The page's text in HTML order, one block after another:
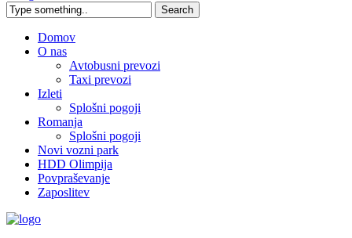
Domov
O nas
Avtobusni prevozi
Taxi prevozi
Izleti
Splošni pogoji
Romanja
Splošni pogoji
Novi vozni park
HDD Olimpija
Povpraševanje
Zaposlitev